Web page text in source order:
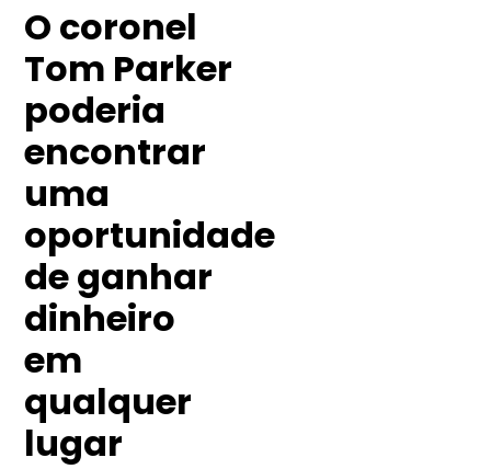
O coronel
Tom Parker
poderia
encontrar
uma
oportunidade
de ganhar
dinheiro
em
qualquer
lugar